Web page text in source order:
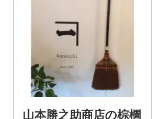
山本勝之助商店の棕櫚